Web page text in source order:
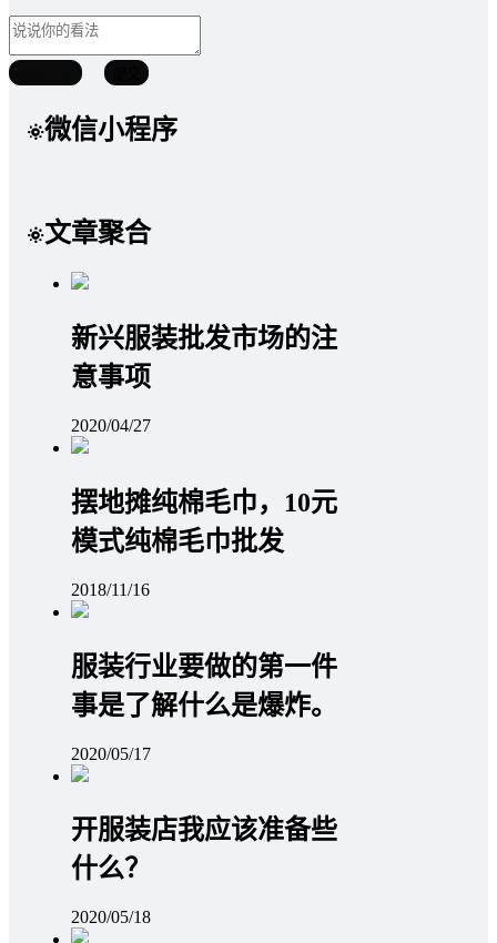
微信小程序
文章聚合
新兴服装批发市场的注
意事项
2020/04/27
摆地摊纯棉毛巾，10元
模式纯棉毛巾批发
2018/11/16
服装行业要做的第一件
事是了解什么是爆炸。
2020/05/17
开服装店我应该准备些
什么？
2020/05/18